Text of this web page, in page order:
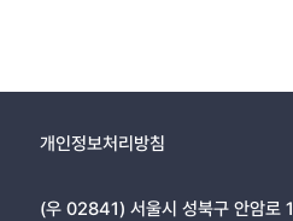
개인정보처리방침
(우 02841) 서울시 성북구 안암로